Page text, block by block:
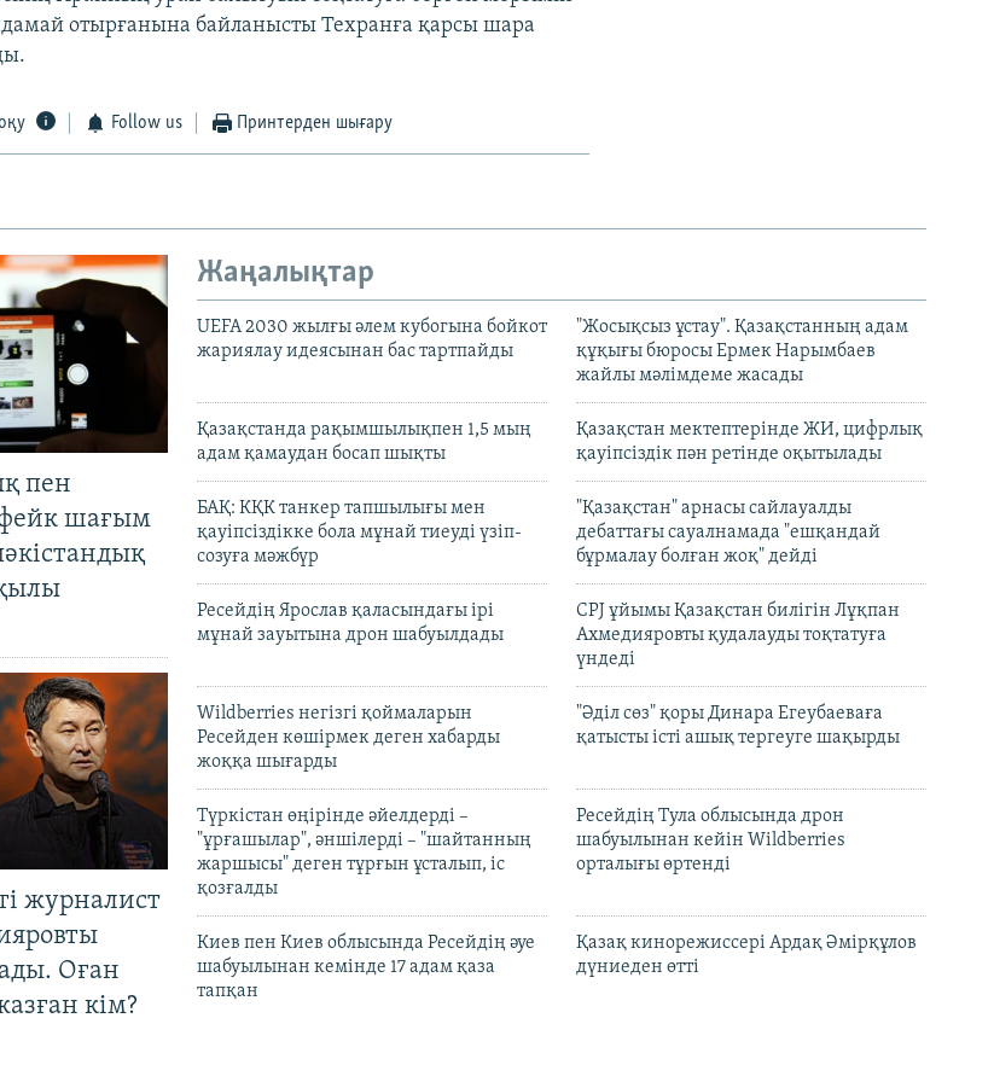
отырғанына байланысты Техранға қарсы шара
Follow us Принтерден шығару
пен
шағым
журналист
Оған
кім?
Жаңалықтар
UEFA 2030 жылғы әлем кубогына бойкот
жариялау идеясынан бас тартпайды
"Жосықсыз ұстау". Қазақстанның адам
құқығы бюросы Ермек Нарымбаев
жайлы мәлімдеме жасады
Қазақстанда рақымшылықпен 1,5 мың
адам қамаудан босап шықты
Қазақстан мектептерінде ЖИ, цифрлық
қауіпсіздік пән ретінде оқытылады
БАҚ: КҚК танкер тапшылығы мен
қауіпсіздікке бола мұнай тиеуді үзіп-
созуға мәжбүр
"Қазақстан" арнасы сайлауалды
дебаттағы сауалнамада "ешқандай
бұрмалау болған жоқ" дейді
Ресейдің Ярослав қаласындағы ірі
мұнай зауытына дрон шабуылдады
CPJ ұйымы Қазақстан билігін Лұқпан
Ахмедияровты қудалауды тоқтатуға
үндеді
Wildberries негізгі қоймаларын
Ресейден көшірмек деген хабарды
жоққа шығарды
"Әділ сөз" қоры Динара Егеубаеваға
қатысты істі ашық тергеуге шақырды
Түркістан өңірінде әйелдерді –
"ұрғашылар", әншілерді – "шайтанның
жаршысы" деген тұрғын ұсталып, іс
қозғалды
Ресейдің Тула облысында дрон
шабуылынан кейін Wildberries
орталығы өртенді
Киев пен Киев облысында Ресейдің әуе
шабуылынан кемінде 17 адам қаза
тапқан
Қазақ кинорежиссері Ардақ Әмірқұлов
дүниеден өтті